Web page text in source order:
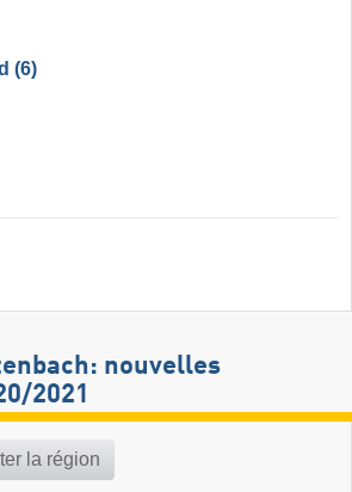
(6)
nouvelles
2021
la région